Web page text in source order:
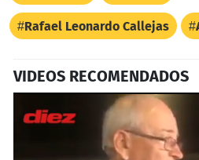
Rafael Leonardo Callejas
VIDEOS RECOMENDADOS